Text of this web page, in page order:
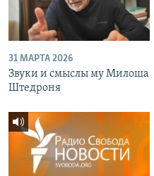
31 МАРТА 2026
Звуки и смыслы му Милоша
Штедроня